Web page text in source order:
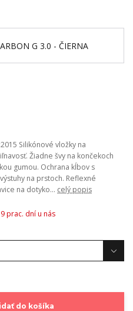
Silikónové vložky na
Žiadne švy na končekoch
gumou. Ochrana kĺbov s
na prstoch. Reflexné
na dotyko... celý popis
prac. dní u nás
do košíka